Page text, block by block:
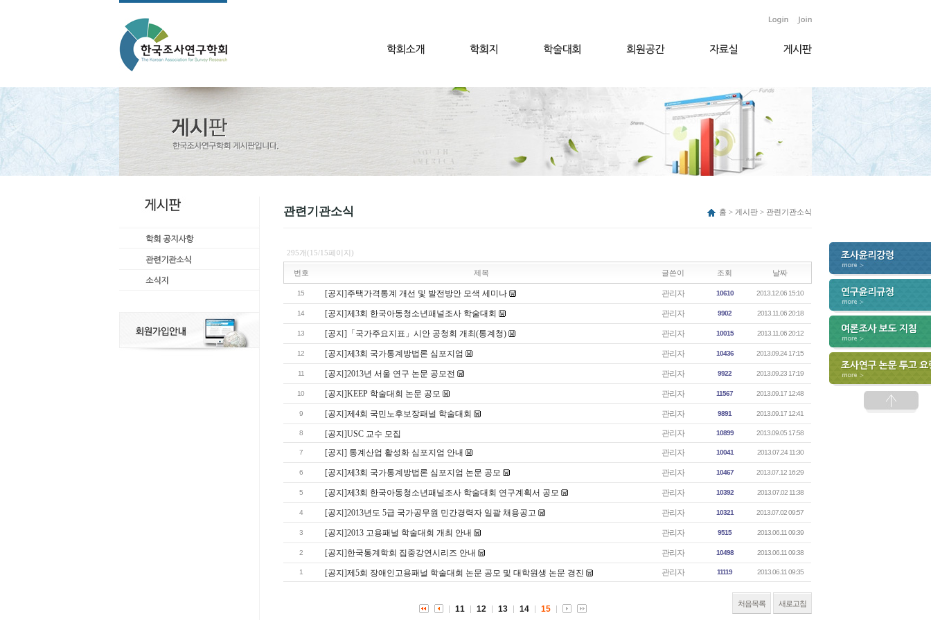
관련기관소식 홈 > 게시판 > 관련기관소식
295개(15/15페이지)
번호 제목 글쓴이 조회 날짜
15 [공지]주택가격통계 개선 및 발전방안 모색 세미나 관리자 10610 2013.12.06 15:10
14 [공지]제3회 한국아동청소년패널조사 학술대회 관리자 9902 2013.11.06 20:18
13 [공지]「국가주요지표」시안 공청회 개최(통계청) 관리자 10015 2013.11.06 20:12
12 [공지]제3회 국가통계방법론 심포지엄 관리자 10436 2013.09.24 17:15
11 [공지]2013년 서울 연구 논문 공모전 관리자 9922 2013.09.23 17:19
10 [공지]KEEP 학술대회 논문 공모 관리자 11567 2013.09.17 12:48
9 [공지]제4회 국민노후보장패널 학술대회 관리자 9891 2013.09.17 12:41
8 [공지]USC 교수 모집 관리자 10899 2013.09.05 17:58
7 [공지] 통계산업 활성화 심포지엄 안내 관리자 10041 2013.07.24 11:30
6 [공지]제3회 국가통계방법론 심포지엄 논문 공모 관리자 10467 2013.07.12 16:29
5 [공지]제3회 한국아동청소년패널조사 학술대회 연구계획서 공모 관리자 10392 2013.07.02 11:38
4 [공지]2013년도 5급 국가공무원 민간경력자 일괄 채용공고 관리자 10321 2013.07.02 09:57
3 [공지]2013 고용패널 학술대회 개최 안내 관리자 9515 2013.06.11 09:39
2 [공지]한국통계학회 집중강연시리즈 안내 관리자 10498 2013.06.11 09:38
1 [공지]제5회 장애인고용패널 학술대회 논문 공모 및 대학원생 논문 경진 관리자 11119 2013.06.11 09:35
처음목록 새로고침
11 12 13 14 15